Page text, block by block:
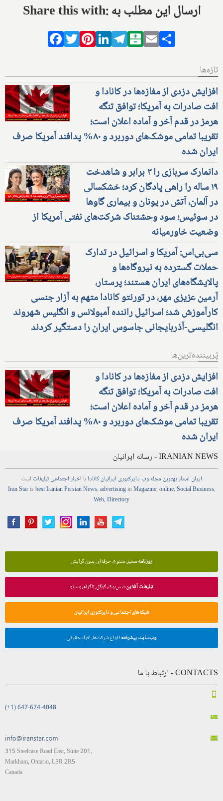
Share this with: ارسال این مطلب به
Facebook
TwitterPinterestLinkedIn
Telegram
Balatarin
Email
تازه‌ها
افزایش دزدی از مغازه‌ها در کانادا و
افت صادرات به آمریکا؛ توافق تنگه
هرمز در قدم آخر و آماده اعلان است؛
تقریبا تمامی موشک‌های دوربرد و ۸۰% پدافند آمریکا صرف
ایران شده
دانمارک سربازی را ۳ برابر و شاهدخت
۱۹ ساله را راهی پادگان کرد؛ خشکسالی
در آلمان، آتش در یونان و بیماری گاوها
در سوئیس؛ سود وحشتناک شرکت‌های نفتی آمریکا از
وضعیت خاورمیانه
سی‌بی‌اس: آمریکا و اسرائیل در تدارک
حملات گسترده به نیروگاه‌ها و
پالایشگاه‌های ایران هستند؛ پرستار،
آرمین عزیزی مهر، در تورنتو کانادا متهم به آزار جنسی
کارآموزش شد؛ اسرائیل راننده آمبولانس و انگلیس شهروند
انگلیسی-آذربایجانی جاسوس ایران را دستگیر کردند
پُربیننده‌ترین‌ها
افزایش دزدی از مغازه‌ها در کانادا و
افت صادرات به آمریکا؛ توافق تنگه
هرمز در قدم آخر و آماده اعلان است؛
تقریبا تمامی موشک‌های دوربرد و ۸۰% پدافند آمریکا صرف
ایران شده
IRANIAN NEWS - رسانه ایرانیان
ایران استاربهترین مجلهوب دایرکتوری ایرانیان کانادابا اخباراجتماعیتبلیغات است
Iran Starisbest Iranian PersianNews,advertisinginMagazine,online,Social Business,
Web,Directory
روزنامهمعتبر، متنوع، حرفه‌ای، بدون گرایش
تبلیغات آنلاینفیس‌بوک، گوگل، تلگرام، ویدئو
شبکه‌های اجتماعی و دایرکتوری ایرانیان
وب‌سایت پیشرفته انواع شرکت‌ها، افراد حقیقی
CONTACTS - ارتباط با ما
(+1) 647-674-4048
315 Steelcase Road East, Suite 201,
Markham, Ontario, L3R 2R5
Canada